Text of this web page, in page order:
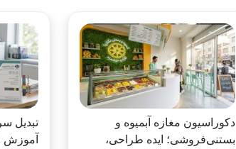
دکوراسیون مغازه آبمیوه و
بستنی‌فروشی؛ ایده طراحی،
آموزش